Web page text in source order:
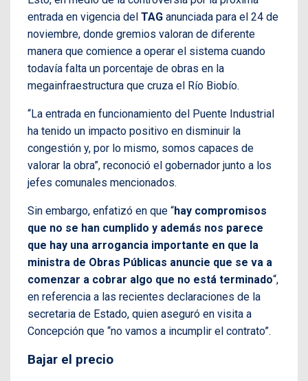
entrada en vigencia del TAG anunciada para el 24 de
noviembre, donde gremios valoran de diferente
manera que comience a operar el sistema cuando
todavía falta un porcentaje de obras en la
megainfraestructura que cruza el Río Biobío.
“La entrada en funcionamiento del Puente Industrial
ha tenido un impacto positivo en disminuir la
congestión y, por lo mismo, somos capaces de
valorar la obra”, reconoció el gobernador junto a los
jefes comunales mencionados.
Sin embargo, enfatizó en que “hay compromisos
que no se han cumplido y además nos parece
que hay una arrogancia importante en que la
ministra de Obras Públicas anuncie que se va a
comenzar a cobrar algo que no está terminado“,
en referencia a las recientes declaraciones de la
secretaria de Estado, quien aseguró en visita a
Concepción que “no vamos a incumplir el contrato”.
Bajar el precio